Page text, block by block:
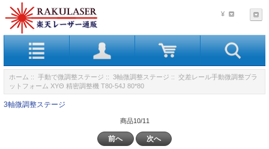
¥
ホーム :: 手動で微調整ステージ :: 3軸微調整ステージ :: 交差レール手動微調整プラ
ットフォーム XYΘ 精密調整機 T80-54J 80*80
3軸微調整ステージ
商品10/11
前へ 次へ